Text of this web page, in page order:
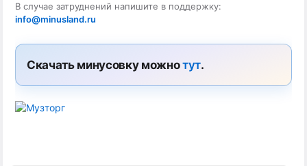
В случае затруднений напишите в поддержку:
info@minusland.ru
Скачать минусовку можнотут.